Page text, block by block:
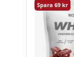
69